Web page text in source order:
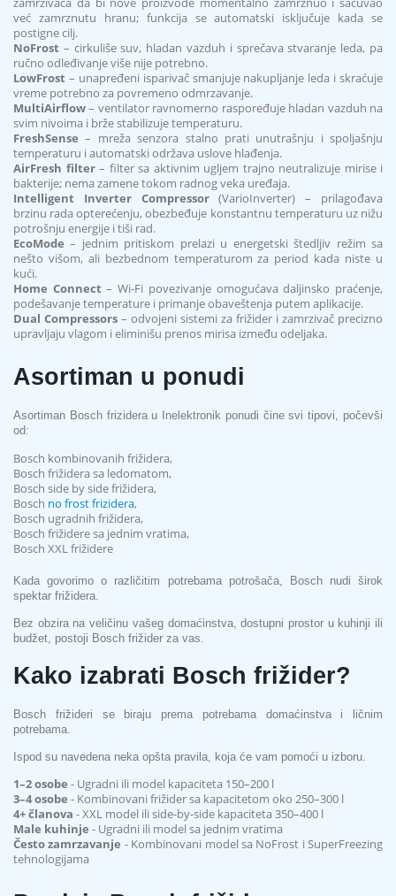
zamrzivača da bi nove proizvode momentalno zamrznuo i sačuvao
već zamrznutu hranu; funkcija se automatski isključuje kada se
postigne cilj.
NoFrost – cirkuliše suv, hladan vazduh i sprečava stvaranje leda, pa
ručno odleđivanje više nije potrebno.
LowFrost – unapređeni isparivač smanjuje nakupljanje leda i skraćuje
vreme potrebno za povremeno odmrzavanje.
MultiAirflow– ventilator ravnomerno raspoređuje hladan vazduh na
svim nivoima i brže stabilizuje temperaturu.
FreshSense – mreža senzora stalno prati unutrašnju i spoljašnju
temperaturu i automatski održava uslove hlađenja.
AirFresh filter– filter sa aktivnim ugljem trajno neutralizuje mirise i
bakterije; nema zamene tokom radnog veka uređaja.
Intelligent Inverter Compressor(VarioInverter) – prilagođava
brzinu rada opterećenju, obezbeđuje konstantnu temperaturu uz nižu
potrošnju energije i tiši rad.
EcoMode – jednim pritiskom prelazi u energetski štedljiv režim sa
nešto višom, ali bezbednom temperaturom za period kada niste u
kući.
Home Connect – Wi‑Fi povezivanje omogućava daljinsko praćenje,
podešavanje temperature i primanje obaveštenja putem aplikacije.
Dual Compressors – odvojeni sistemi za frižider i zamrzivač precizno
upravljaju vlagom i eliminišu prenos mirisa između odeljaka.
Asortiman u ponudi
Asortiman Bosch frizidera u Inelektronik ponudi čine svi tipovi, počevši
od:
Bosch kombinovanih frižidera,
Bosch frižidera sa ledomatom,
Bosch side by side frižidera,
Bosch no frost frizidera,
Bosch ugradnih frižidera,
Bosch frižidere sa jednim vratima,
Bosch XXL frižidere
Kada govorimo o različitim potrebama potrošača, Bosch nudi širok
spektar frižidera.
Bez obzira na veličinu vašeg domaćinstva, dostupni prostor u kuhinji ili
budžet, postoji Bosch frižider za vas.
Kako izabrati Bosch frižider?
Bosch frižideri se biraju prema potrebama domaćinstva i ličnim
potrebama.
Ispod su navedena neka opšta pravila, koja će vam pomoći u izboru.
1–2 osobe - Ugradni ili model kapaciteta 150–200 l
3–4 osobe - Kombinovani frižider sa kapacitetom oko 250–300 l
4+ članova - XXL model ili side-by-side kapaciteta 350–400 l
Male kuhinje - Ugradni ili model sa jednim vratima
Često zamrzavanje - Kombinovani model sa NoFrost i SuperFreezing
tehnologijama